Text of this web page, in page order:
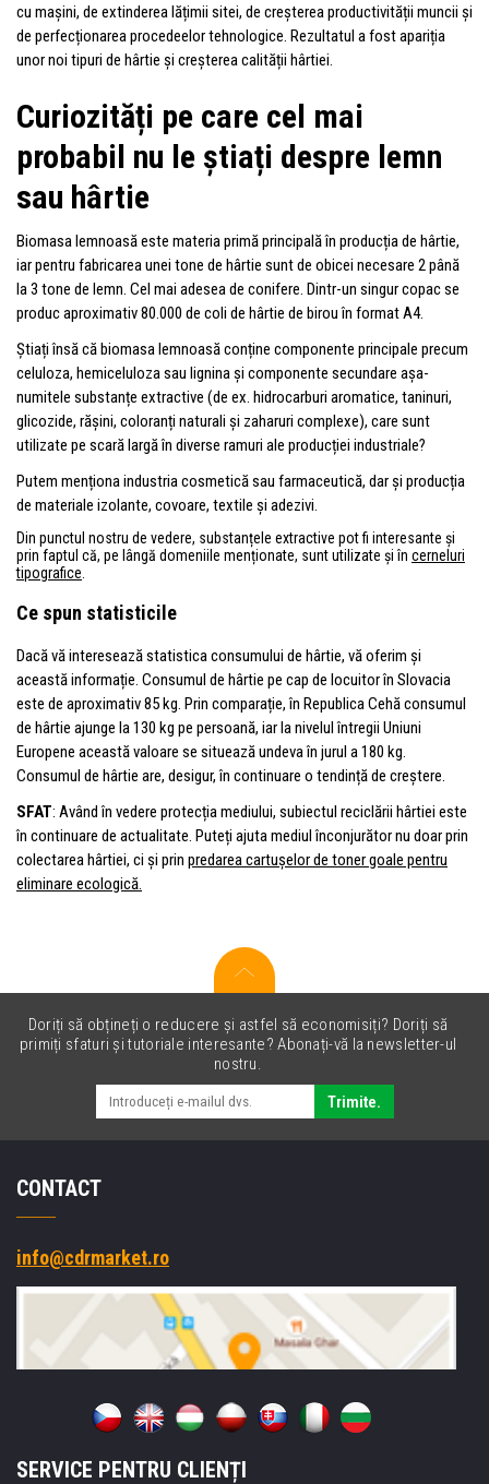
cu mașini, de extinderea lățimii sitei, de creșterea productivității muncii și
de perfecționarea procedeelor tehnologice. Rezultatul a fost apariția
unor noi tipuri de hârtie și creșterea calității hârtiei.
Curiozități pe care cel mai
probabil nu le știați despre lemn
sau hârtie
Biomasa lemnoasă este materia primă principală în producția de hârtie,
iar pentru fabricarea unei tone de hârtie sunt de obicei necesare 2 până
la 3 tone de lemn. Cel mai adesea de conifere. Dintr-un singur copac se
produc aproximativ 80.000 de coli de hârtie de birou în format A4.
Știați însă că biomasa lemnoasă conține componente principale precum
celuloza, hemiceluloza sau lignina și componente secundare așa-
numitele substanțe extractive (de ex. hidrocarburi aromatice, taninuri,
glicozide, rășini, coloranți naturali și zaharuri complexe), care sunt
utilizate pe scară largă în diverse ramuri ale producției industriale?
Putem menționa industria cosmetică sau farmaceutică, dar și producția
de materiale izolante, covoare, textile și adezivi.
Din punctul nostru de vedere, substanțele extractive pot fi interesante și
prin faptul că, pe lângă domeniile menționate, sunt utilizate și în cerneluri
tipografice.
Ce spun statisticile
Dacă vă interesează statistica consumului de hârtie, vă oferim și
această informație. Consumul de hârtie pe cap de locuitor în Slovacia
este de aproximativ 85 kg. Prin comparație, în Republica Cehă consumul
de hârtie ajunge la 130 kg pe persoană, iar la nivelul întregii Uniuni
Europene această valoare se situează undeva în jurul a 180 kg.
Consumul de hârtie are, desigur, în continuare o tendință de creștere.
SFAT: Având în vedere protecția mediului, subiectul reciclării hârtiei este
în continuare de actualitate. Puteți ajuta mediul înconjurător nu doar prin
colectarea hârtiei, ci și prin predarea cartușelor de toner goale pentru
eliminare ecologică.
Doriți să obțineți o reducere și astfel să economisiți? Doriți să
primiți sfaturi și tutoriale interesante? Abonați-vă la newsletter-ul
nostru.
Trimite.
CONTACT
info@cdrmarket.ro
SERVICE PENTRU CLIENȚI